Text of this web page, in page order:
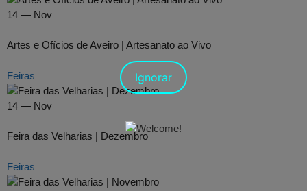
14 — Nov
Artes e Ofícios de Aveiro | Artesanato ao Vivo
Feiras
14 — Nov
Feira das Velharias | Dezembro
Feiras
Ignorar